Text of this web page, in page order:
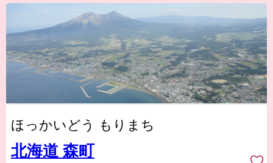
ほっかいどう もりまち
北海道 森町